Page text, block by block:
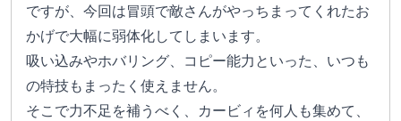
ですが、今回は冒頭で敵さんがやっちまってくれたお
かげで大幅に弱体化してしまいます。
吸い込みやホバリング、コピー能力といった、いつも
の特技もまったく使えません。
そこで力不足を補うべく、カービィを何人も集めて、